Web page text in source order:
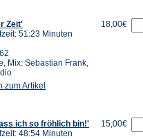
Zeit'
51:23 Minuten
Mix: Sebastian Frank,
zum Artikel
18,00€
ich so fröhlich bin!'
48:54 Minuten
15,00€